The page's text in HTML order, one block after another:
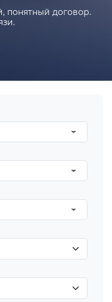
понятный договор.